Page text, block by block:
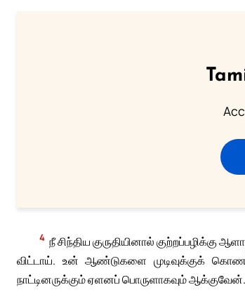
4 நீ சிந்திய குருதியினால்
விட்டாய். உன் ஆண்டுகளை முடிவுக்குக்
நாட்டினருக்கும் ஏளனப் பொருளாகவும் ஆக்குவேன்.